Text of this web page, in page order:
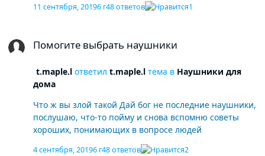
и даже композиций по своему хороши и очень
сильно, если вопрос для другого раздела форума,
ориентироваться под такие наушники? Достаточно
ли будет приобретения одного цап/усилителя. Или
стоит смотреть плеер+усилитель. Или качественный
плеер. Если цап, то дома источник макбук про и ifi
xdsd или chord mojo. В портативе смарт и цап. Или
лучше условный fiio x7 II? Материал видится flac и
deezer/spotify в hq. Бюджет на вторичке +/- 25к.
11 сентября, 20196 г48 ответов 1
Помогите выбрать наушники
t.maple.lответил t.maple.lтема в Наушники для
дома
Что ж вы злой такой Дай бог не последние наушники,
послушаю, что-то пойму и снова вспомню советы
хороших, понимающих в вопросе людей
4 сентября, 20196 г48 ответов 2